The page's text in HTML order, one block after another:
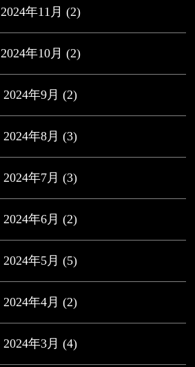
2024年11月 (2)
2024年10月 (2)
2024年9月 (2)
2024年8月 (3)
2024年7月 (3)
2024年6月 (2)
2024年5月 (5)
2024年4月 (2)
2024年3月 (4)